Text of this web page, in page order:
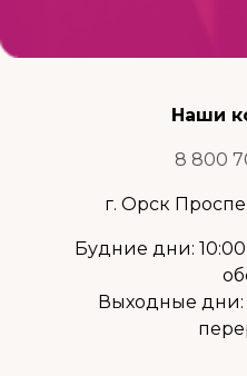
Наши
8 800
г. Орск
Будние дни: 10:00
Выходные дни: